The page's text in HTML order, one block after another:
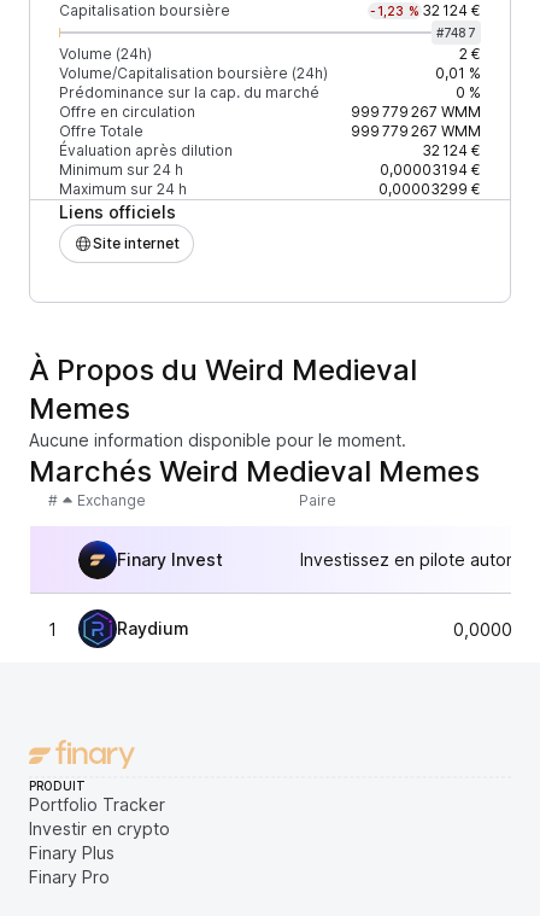
Capitalisation boursière -1,23 % 32 124 €
#7487
Volume (24h)
2 €
Volume/Capitalisation boursière (24h)
0,01 %
Prédominance sur la cap. du marché
0 %
Offre en circulation
999 779 267 WMM
Offre Totale
999 779 267 WMM
Évaluation après dilution
32 124 €
Minimum sur 24 h
0,00003194 €
Maximum sur 24 h
0,00003299 €
Liens officiels
Site internet
À Propos du Weird Medieval
Memes
Aucune information disponible pour le moment.
Marchés Weird Medieval Memes
# Exchange Paire
Finary Invest Investissez en pilote
1 Raydium
PRODUIT
Portfolio Tracker
Investir en crypto
Finary Plus
Finary Pro